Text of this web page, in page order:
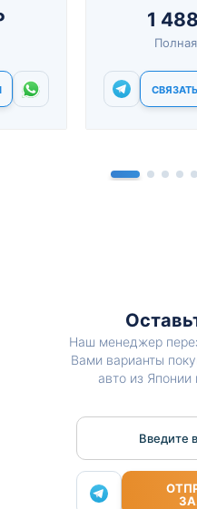
1
Наш менеджер
Вами варианты
авто из
Введите